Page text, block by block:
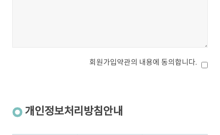
회원가입약관의 내용에 동의합니다.
개인정보처리방침안내